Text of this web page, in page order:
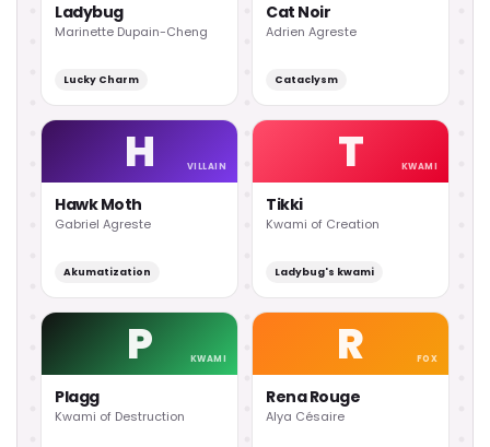
Ladybug
Marinette Dupain-Cheng
Lucky Charm
Cat Noir
Adrien Agreste
Cataclysm
H VILLAIN
Hawk Moth
Gabriel Agreste
Akumatization
T KWAMI
Tikki
Kwami of Creation
Ladybug's kwami
P KWAMI
Plagg
Kwami of Destruction
R FOX
Rena Rouge
Alya Césaire